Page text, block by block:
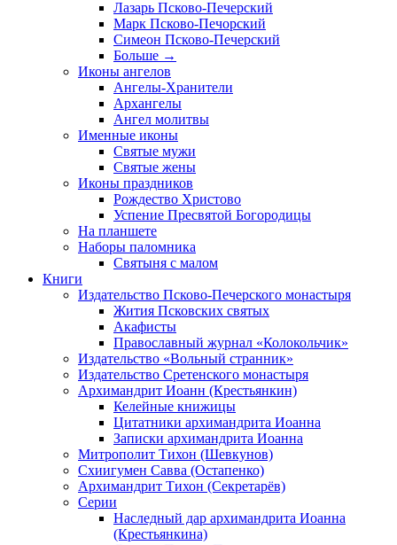
Лазарь Псково-Печерский
Марк Псково-Печорский
Симеон Псково-Печерский
Больше →
Иконы ангелов
Ангелы-Хранители
Архангелы
Ангел молитвы
Именные иконы
Святые мужи
Святые жены
Иконы праздников
Рождество Христово
Успение Пресвятой Богородицы
На планшете
Наборы паломника
Святыня с малом
Книги
Издательство Псково-Печерского монастыря
Жития Псковских святых
Акафисты
Православный журнал «Колокольчик»
Издательство «Вольный странник»
Издательство Сретенского монастыря
Архимандрит Иоанн (Крестьянкин)
Келейные книжицы
Цитатники архимандрита Иоанна
Записки архимандрита Иоанна
Митрополит Тихон (Шевкунов)
Схиигумен Савва (Остапенко)
Архимандрит Тихон (Секретарёв)
Серии
Наследный дар архимандрита Иоанна
(Крестьянкина)